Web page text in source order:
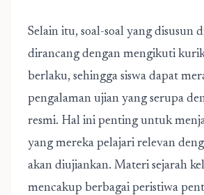
Selain itu, soal-soal yang disusun
dirancang dengan mengikuti
berlaku, sehingga siswa dapat
pengalaman ujian yang serupa
resmi. Hal ini penting untuk
yang mereka pelajari relevan
akan diujiankan. Materi sejarah
mencakup berbagai peristiwa